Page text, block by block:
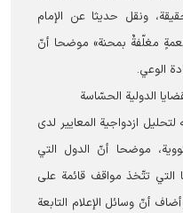
ونقل حديثا عن الإمام
مغلّفةٌ بمحنة» موضحا أنّ
الوعي.
الدولية الحسّاسة
ازدواجية المعايير لدى
موضحا أنّ الدول التي
التي تتّخذ مواقف قائمة على
أنّ وسائل الإعلام التابعة